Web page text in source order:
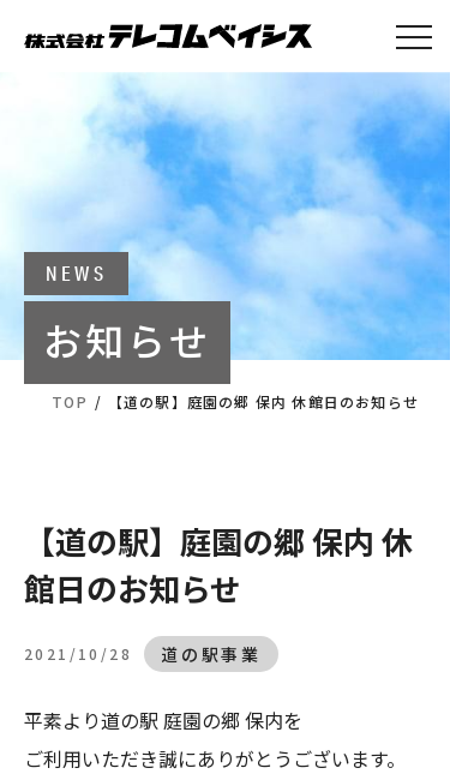
トップ
事業案内
会社概要
採用情報
お知らせ
テレコムベイシス本社・求人
へのお問い合わせ
道の駅事業
・フリーペーパー道の駅
へのお問い合わせ
025-788-0387
営業時間：9:00～17:00（土日祝を除きます）
NEWS
お知らせ
TOP / 【道の駅】庭園の郷 保内 休館日のお知らせ
【道の駅】庭園の郷 保内 休
館日のお知らせ
2021/10/28 道の駅事業
平素より道の駅 庭園の郷 保内を
ご利用いただき誠にありがとうございます。